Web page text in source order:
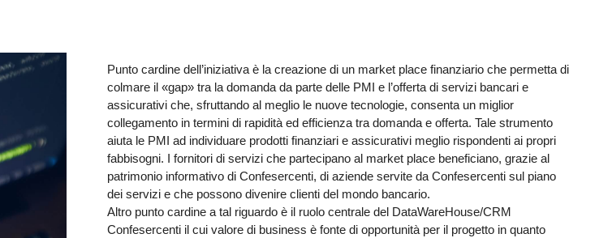
Punto cardine dell’iniziativa è la creazione di un market place finanziario che permetta di
colmare il «gap» tra la domanda da parte delle PMI e l’offerta di servizi bancari e
assicurativi che, sfruttando al meglio le nuove tecnologie, consenta un miglior
collegamento in termini di rapidità ed efficienza tra domanda e offerta. Tale strumento
aiuta le PMI ad individuare prodotti finanziari e assicurativi meglio rispondenti ai propri
fabbisogni. I fornitori di servizi che partecipano al market place beneficiano, grazie al
patrimonio informativo di Confesercenti, di aziende servite da Confesercenti sul piano
dei servizi e che possono divenire clienti del mondo bancario.
Altro punto cardine a tal riguardo è il ruolo centrale del DataWareHouse/CRM
Confesercenti il cui valore di business è fonte di opportunità per il progetto in quanto